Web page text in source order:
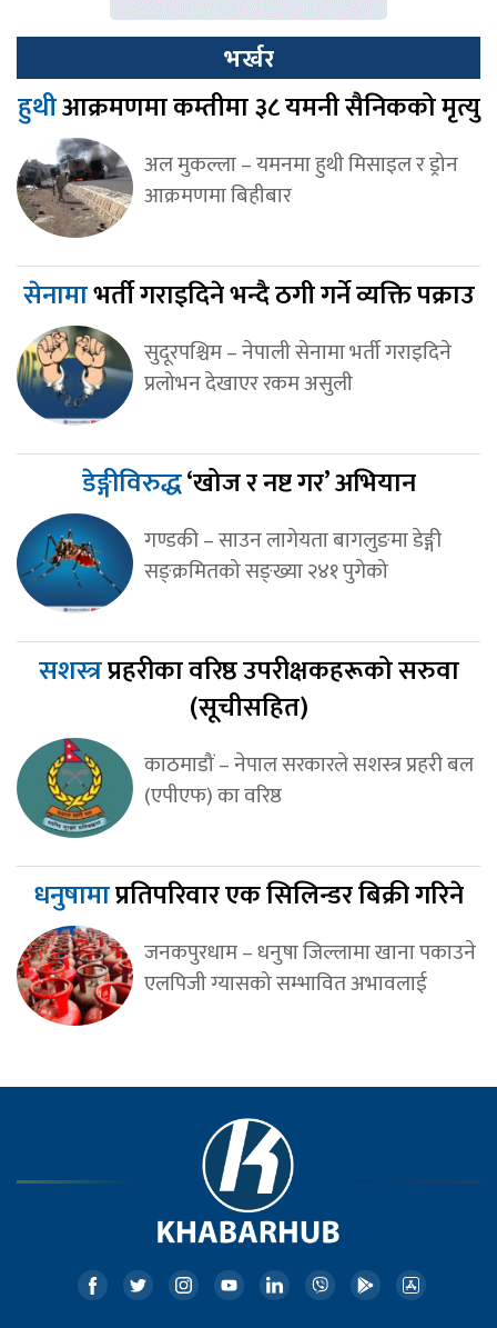
भर्खर
हुथीआक्रमणमा कम्तीमा ३८ यमनी सैनिकको मृत्यु
अल मुकल्ला – यमनमा हुथी मिसाइल र ड्रोन
आक्रमणमा बिहीबार
सेनामाभर्ती गराइदिने भन्दै ठगी गर्ने व्यक्ति पक्राउ
सुदूरपश्चिम – नेपाली सेनामा भर्ती गराइदिने
प्रलोभन देखाएर रकम असुली
डेङ्गीविरुद्ध‘खोज र नष्ट गर’ अभियान
गण्डकी – साउन लागेयता बागलुङमा डेङ्गी
सङ्क्रमितको सङ्ख्या २४१ पुगेको
सशस्त्रप्रहरीका वरिष्ठ उपरीक्षकहरूको सरुवा
(सूचीसहित)
काठमाडौं – नेपाल सरकारले सशस्त्र प्रहरी बल
(एपीएफ) का वरिष्ठ
धनुषामाप्रतिपरिवार एक सिलिन्डर बिक्री गरिने
जनकपुरधाम – धनुषा जिल्लामा खाना पकाउने
एलपिजी ग्यासको सम्भावित अभावलाई